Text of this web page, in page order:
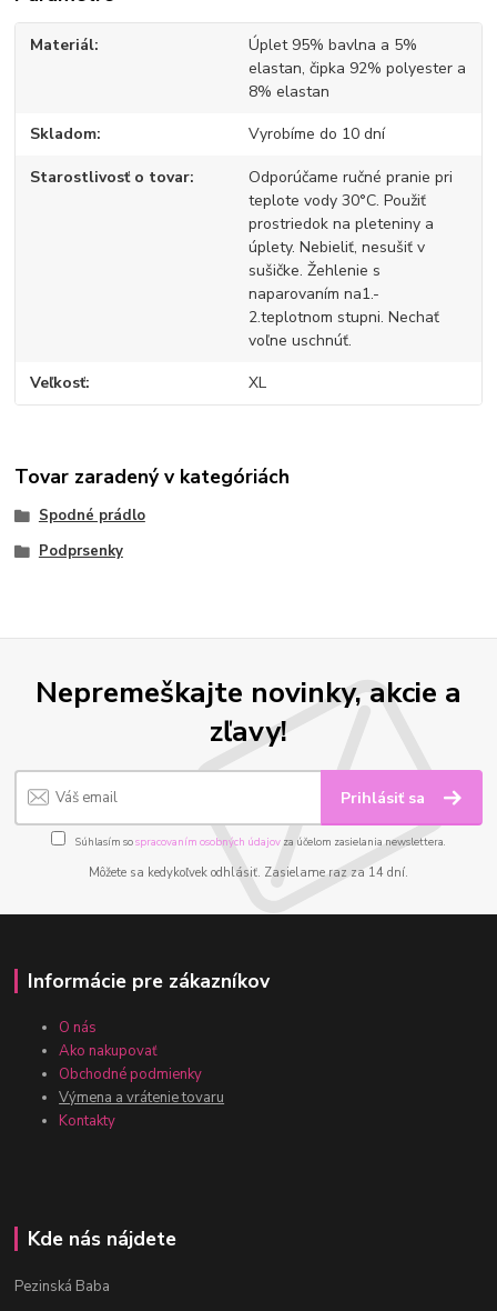
Materiál
Úplet 95% bavlna a 5%
elastan, čipka 92% polyester a
8% elastan
Skladom Vyrobíme do 10 dní
Starostlivosť o tovar
Odporúčame ručné pranie pri
teplote vody 30°C. Použiť
prostriedok na pleteniny a
úplety. Nebieliť, nesušiť v
sušičke. Žehlenie s
naparovaním na1.-
2.teplotnom stupni. Nechať
voľne uschnúť.
Veľkosť XL
Tovar zaradený v kategóriách
Spodné prádlo
Podprsenky
Nepremeškajte novinky, akcie a
zľavy!
Prihlásiť sa
Súhlasím sospracovaním osobných údajov za účelom zasielania newslettera.
Môžete sa kedykoľvek odhlásiť. Zasielame raz za 14 dní.
Informácie pre zákazníkov
O nás
Ako nakupovať
Obchodné podmienky
Výmena a vrátenie tovaru
Kontakty
Kde nás nájdete
Pezinská Baba